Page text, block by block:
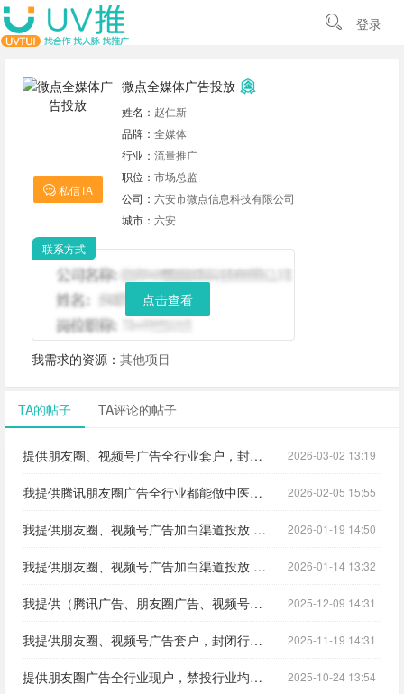
登录
私信TA
微点全媒体广告投放
姓名： 赵仁新
品牌： 全媒体
行业： 流量推广
职位： 市场总监
公司： 六安市微点信息科技有限公司
城市： 六安
点击查看
联系方式
我需求的资源： 其他项目
TA的帖子 TA评论的帖子
提供朋友圈、视频号广告全行业套户，封闭行业、疑难单、问题单、无资质单，全国全行业可接，极速审核，源头端口 2026-03-02 13:19
我提供腾讯朋友圈广告全行业都能做中医、医美、大健康、医疗器械、国学、交友、APP下载、 翡翠珠宝等全行业**，稳定渠道，当天上线! 2026-02-05 15:55
我提供朋友圈、视频号广告加白渠道投放 大健康、中医养生、**、口腔、医美等禁投行业可接 无需资质 免保证金 2026-01-19 14:50
我提供朋友圈、视频号广告加白渠道投放 黄金回收 个债逾期 盲盒 婚恋 大健康 翡翠等禁投行业可接 无需资质 免保证金 2026-01-14 13:32
我提供（腾讯广告、朋友圈广告、视频号广告、公众号广告）全行业**稳定现户，无需资质，免保证金 2025-12-09 14:31
我提供朋友圈、视频号广告套户，封闭行业、疑难单、问题单、无资质单，全国全行业可接，极速审核，源头端口 2025-11-19 14:31
提供朋友圈广告全行业现户，禁投行业均可**，资质全包、免保证金、精准低价好量 2025-10-24 13:54